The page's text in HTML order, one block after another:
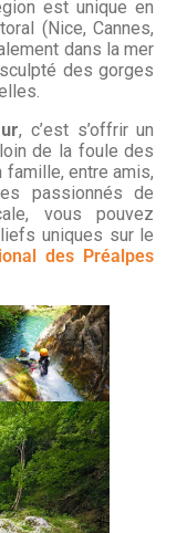
est unique en
(Nice, Cannes,
dans la mer
des gorges
, c’est s’offrir un
de la foule des
famille, entre amis,
passionnés de
vous pouvez
uniques sur le
des Préalpes